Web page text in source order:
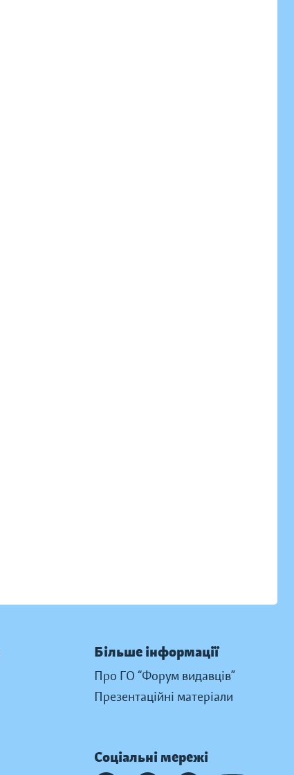
Більше інформації
Про ГО “Форум видавців”
Презентаційні матеріали
Соціальні мережі